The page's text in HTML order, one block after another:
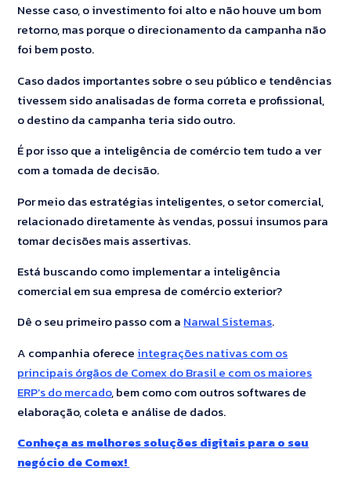
Nesse caso, o investimento foi alto e não houve um bom
retorno, mas porque o direcionamento da campanha não
foi bem posto.
Caso dados importantes sobre o seu público e tendências
tivessem sido analisadas de forma correta e profissional,
o destino da campanha teria sido outro.
É por isso que a inteligência de comércio tem tudo a ver
com a tomada de decisão.
Por meio das estratégias inteligentes, o setor comercial,
relacionado diretamente às vendas, possui insumos para
tomar decisões mais assertivas.
Está buscando como implementar a inteligência
comercial em sua empresa de comércio exterior?
Dê o seu primeiro passo com a Narwal Sistemas.
A companhia oferece integrações nativas com os
principais órgãos de Comex do Brasil e com os maiores
ERP’s do mercado, bem como com outros softwares de
elaboração, coleta e análise de dados.
Conheça as melhores soluções digitais para o seu
negócio de Comex!